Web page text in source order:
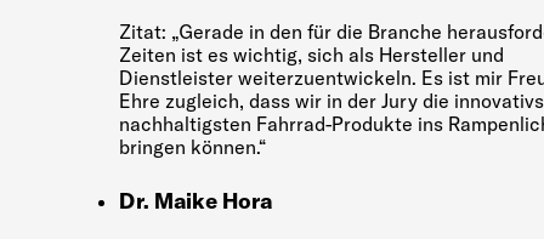
Zitat: „Gerade in den für die Branche
Zeiten ist es wichtig, sich als Hersteller und
Dienstleister weiterzuentwickeln. Es ist mir
Ehre zugleich, dass wir in der Jury die
nachhaltigsten Fahrrad-Produkte ins
bringen können.“
Dr. Maike Hora